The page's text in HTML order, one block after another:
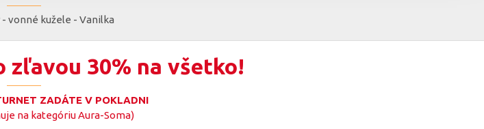
vonné kužele - Vanilka
zľavou 30% na všetko!
ZADÁTE V POKLADNI
na kategóriu Aura-Soma)